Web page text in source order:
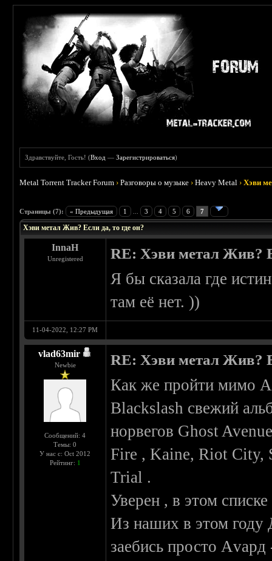
Здравствуйте, Гость! (Вход —Зарегистрироваться)
Metal Torrent Tracker Forum ›Разговоры о музыке ›Heavy Metal ›Хэви
Страницы (7): « Предыдущая 1 3 4 5 6 7
Хэви метал Жив? Если да, то где он?
InnaH
Unregistered RE: Хэви метал Жив?
Я бы сказала где
там её нет. ))
11-04-2022, 12:27 PM
vlad63mir
Newbie
Сообщений: 4
Темы: 0
У нас с: Oct 2012
Рейтинг: 1
RE: Хэви метал Жив?
Как же пройти мимо
Blackslash свежий
норвегов Ghost
Fire , Kaine, Riot City,
Trial .
Уверен , в этом
Из наших в этом году
заебись просто